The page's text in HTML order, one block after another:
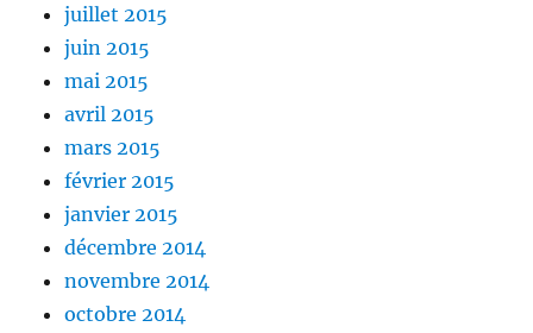
juillet 2015
juin 2015
mai 2015
avril 2015
mars 2015
février 2015
janvier 2015
décembre 2014
novembre 2014
octobre 2014